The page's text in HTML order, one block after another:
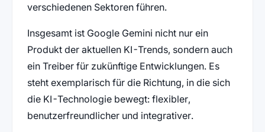
verschiedenen Sektoren führen.
Insgesamt ist Google Gemini nicht nur ein
Produkt der aktuellen KI-Trends, sondern auch
ein Treiber für zukünftige Entwicklungen. Es
steht exemplarisch für die Richtung, in die sich
die KI-Technologie bewegt: flexibler,
benutzerfreundlicher und integrativer.